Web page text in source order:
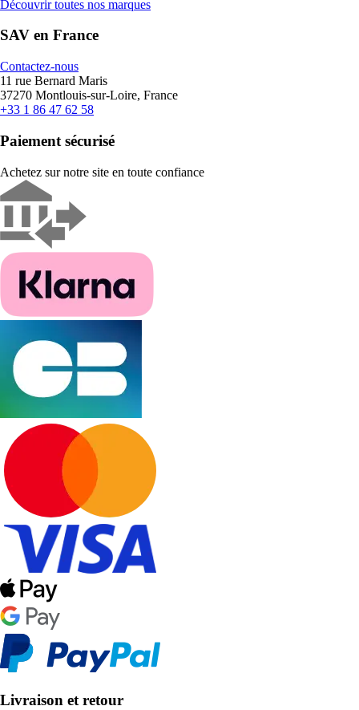
Découvrir toutes nos marques
SAV en France
Contactez-nous
11 rue Bernard Maris
37270 Montlouis-sur-Loire, France
+33 1 86 47 62 58
Paiement sécurisé
Achetez sur notre site en toute confiance
Livraison et retour